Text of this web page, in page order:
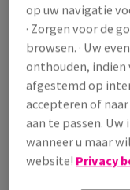
Prijs incl. BTW
€ 1 651,06
/ 1 000 Vel
(210 kg )
OP VOORRAAD
Pak
−
op uw navigatie
· Zorgen voor de
browsen. · Uw
onthouden, indien
afgestemd op
accepteren of
aan te passen.
wanneer u maar
website! Privacy